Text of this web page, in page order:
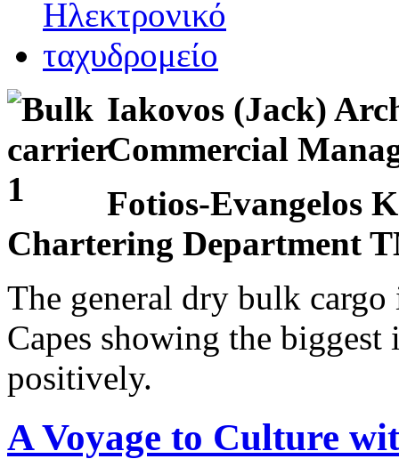
Iakovos (Jack)
Commercial
Fotios-Evangelos
Chartering Department
The general dry bulk
Capes showing the biggest
positively.
A Voyage to Culture